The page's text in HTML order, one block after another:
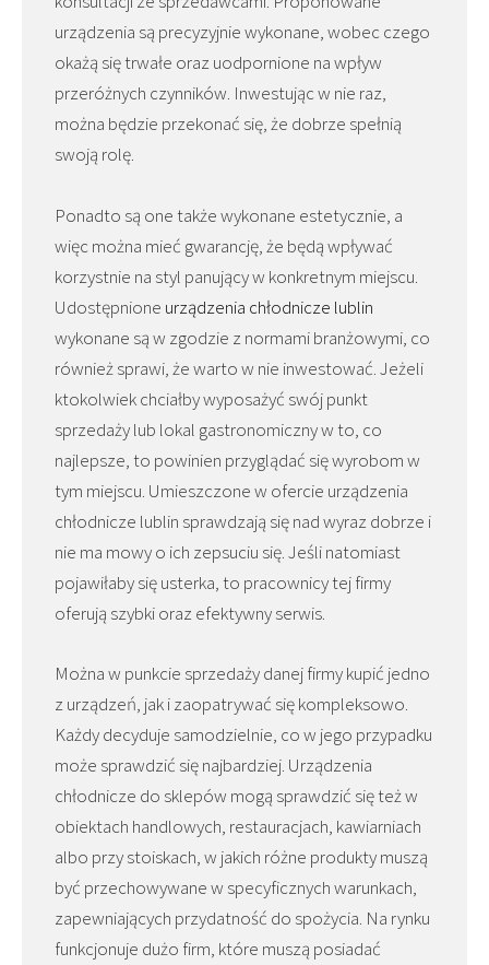
urządzenia są precyzyjnie wykonane, wobec czego
okażą się trwałe oraz uodpornione na wpływ
przeróżnych czynników. Inwestując w nie raz,
można będzie przekonać się, że dobrze spełnią
swoją rolę.
Ponadto są one także wykonane estetycznie, a
więc można mieć gwarancję, że będą wpływać
korzystnie na styl panujący w konkretnym miejscu.
Udostępnione urządzenia chłodnicze lublin
wykonane są w zgodzie z normami branżowymi, co
również sprawi, że warto w nie inwestować. Jeżeli
ktokolwiek chciałby wyposażyć swój punkt
sprzedaży lub lokal gastronomiczny w to, co
najlepsze, to powinien przyglądać się wyrobom w
tym miejscu. Umieszczone w ofercie urządzenia
chłodnicze lublin sprawdzają się nad wyraz dobrze i
nie ma mowy o ich zepsuciu się. Jeśli natomiast
pojawiłaby się usterka, to pracownicy tej firmy
oferują szybki oraz efektywny serwis.
Można w punkcie sprzedaży danej firmy kupić jedno
z urządzeń, jak i zaopatrywać się kompleksowo.
Każdy decyduje samodzielnie, co w jego przypadku
może sprawdzić się najbardziej. Urządzenia
chłodnicze do sklepów mogą sprawdzić się też w
obiektach handlowych, restauracjach, kawiarniach
albo przy stoiskach, w jakich różne produkty muszą
być przechowywane w specyficznych warunkach,
zapewniających przydatność do spożycia. Na rynku
funkcjonuje dużo firm, które muszą posiadać